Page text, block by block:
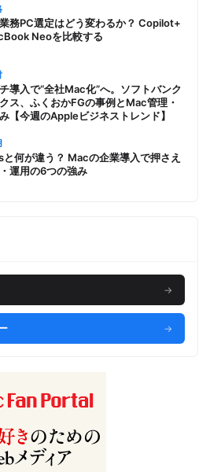
務PC選定はどう変わるか？ Copilot+
Neoを比較する
導入で“全社Mac化”へ。ソフトバンク
ス、ふくおかFGの事例とMac管理・
【今週のAppleビジネストレンド】
何が違う？ Macの企業導入で押さえ
運用の6つの強み
→
→